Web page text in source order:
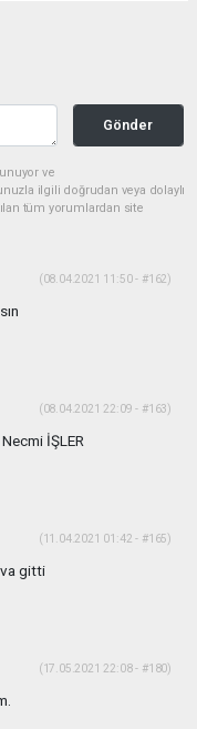
Gönder
ve
ilgili doğrudan veya dolaylı
tüm yorumlardan site
(08.04.2021 11:50 - #162)
(08.04.2021 22:09 - #163)
İŞLER
(11.04.2021 01:42 - #165)
gitti
(17.05.2021 22:08 - #180)